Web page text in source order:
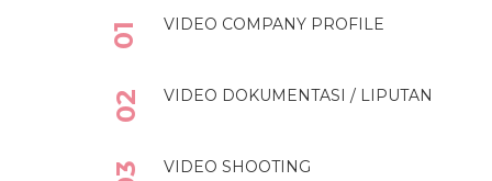
01 VIDEO COMPANY PROFILE
02 VIDEO DOKUMENTASI / LIPUTAN
VIDEO SHOOTING